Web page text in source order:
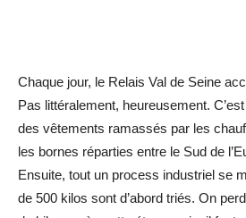
Chaque jour, le Relais Val de Seine
Pas littéralement, heureusement.
des vêtements ramassés par les
les bornes réparties entre le Sud de
Ensuite, tout un process industriel se
de 500 kilos sont d’abord triés. On